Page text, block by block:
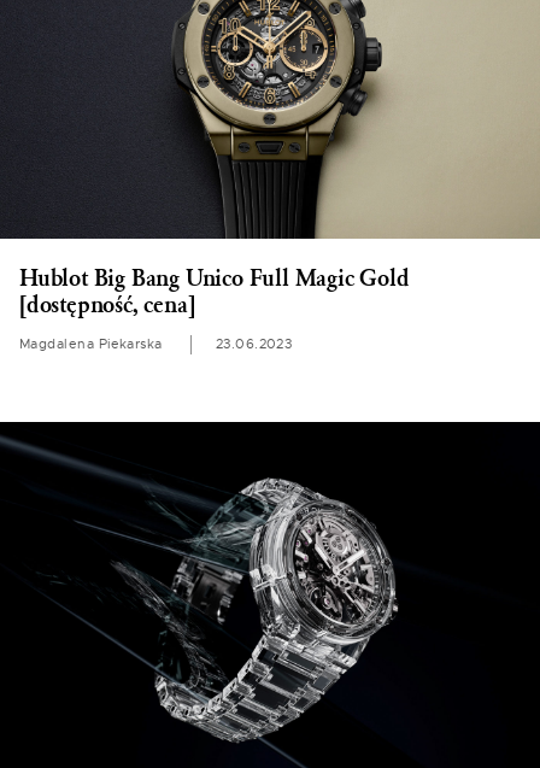
Hublot Big Bang Unico Full Magic Gold
[dostępność, cena]
Magdalena Piekarska 23.06.2023